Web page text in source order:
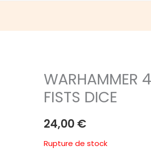
WARHAMMER
FISTS DICE
24,00€
Rupture de stock